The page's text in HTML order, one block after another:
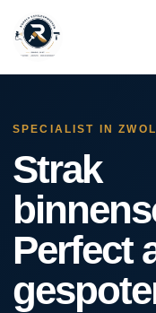
SPECIALIST IN
Strak
Perfect